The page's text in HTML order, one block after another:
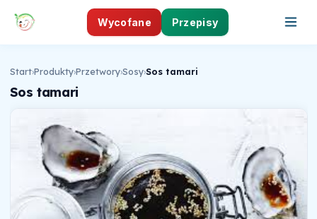
Wycofane Przepisy
Start›Produkty›Przetwory›Sosy›Sos tamari
Sos tamari